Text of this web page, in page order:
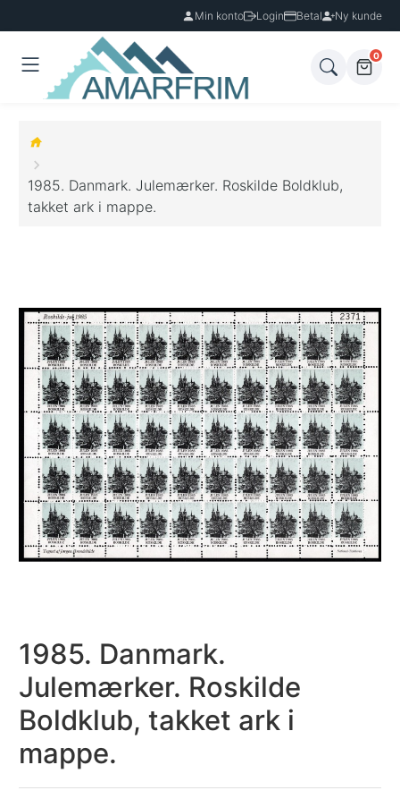
Min konto Login Betal Ny kunde
0
1985. Danmark. Julemærker. Roskilde Boldklub,
takket ark i mappe.
1985. Danmark.
Julemærker. Roskilde
Boldklub, takket ark i
mappe.